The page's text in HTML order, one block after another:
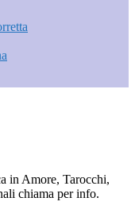
in Amore, Tarocchi,
chiama per info.